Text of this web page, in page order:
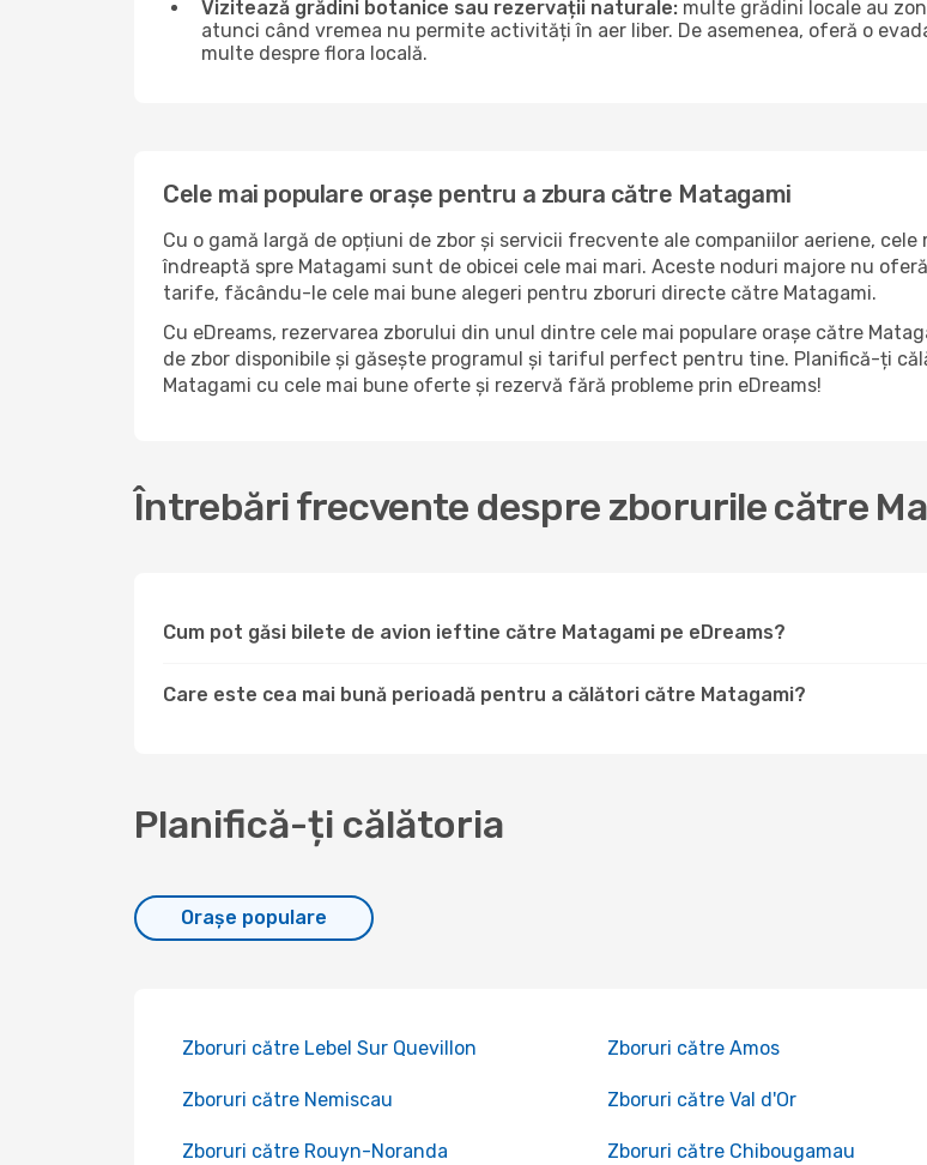
Vizitează grădini botanice sau rezervații naturale: multe grădini locale au
atunci când vremea nu permite activități în aer liber. De asemenea, oferă o
multe despre flora locală.
Cele mai populare orașe pentru a zbura către Matagami
Cu o gamă largă de opțiuni de zbor și servicii frecvente ale companiilor aeriene,
îndreaptă spre Matagami sunt de obicei cele mai mari. Aceste noduri majore nu
tarife, făcându-le cele mai bune alegeri pentru zboruri directe către Matagami.
Cu eDreams, rezervarea zborului din unul dintre cele mai populare orașe către
de zbor disponibile și găsește programul și tariful perfect pentru tine. Planifică-ți
Matagami cu cele mai bune oferte și rezervă fără probleme prin eDreams!
Întrebări frecvente despre zborurile către
Cum pot găsi bilete de avion ieftine către Matagami pe eDreams?
Care este cea mai bună perioadă pentru a călători către Matagami?
Planifică-ți călătoria
Orașe populare
Zboruri către Lebel Sur Quevillon Zboruri către Amos
Zboruri către Nemiscau Zboruri către Val d'Or
Zboruri către Rouyn-Noranda Zboruri către Chibougamau